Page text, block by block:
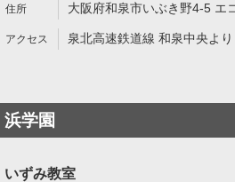
大阪府和泉市いぶき野4-5 エ
泉北高速鉄道線 和泉中央よ
浜学園
いずみ教室